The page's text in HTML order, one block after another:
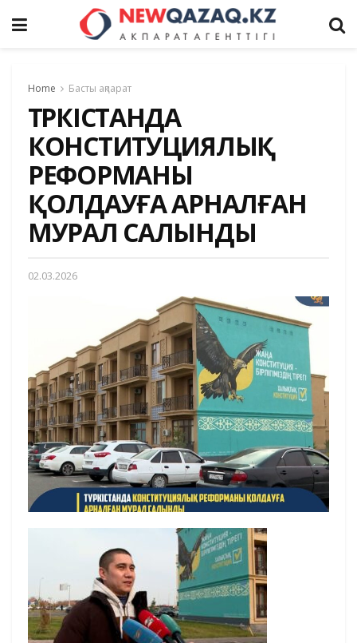
Home Басты ақпарат
ТҮРКІСТАНДА
КОНСТИТУЦИЯЛЫҚ
РЕФОРМАНЫ
ҚОЛДАУҒА АРНАЛҒАН
МУРАЛ САЛЫНДЫ
02.03.2026